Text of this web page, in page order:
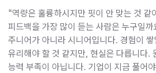
"역량은 훌륭하시지만 핏이 안 맞는 것 같
피드백을 가장 많이 듣는 사람은 누구일까
주니어가 아니라 시니어입니다. 경험이
유리해야 할 것 같지만, 현실은 다릅니다.
능력 부족이 아닙니다. 기업이 지금 풀어